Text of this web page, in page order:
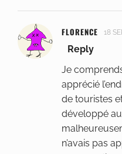
FLORENCE 18
Reply
Je
apprécié
de touristes
développé
n’avais pas